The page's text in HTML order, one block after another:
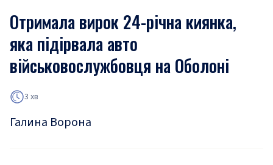
Отримала вирок 24-річна киянка,
яка підірвала авто
військовослужбовця на Оболоні
3 хв
Галина Ворона